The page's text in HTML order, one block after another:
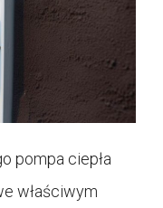
pompa ciepła
właściwym